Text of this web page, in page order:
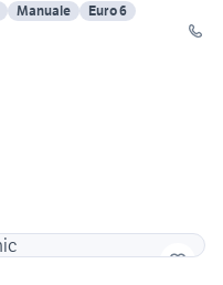
Manuale
Euro 6